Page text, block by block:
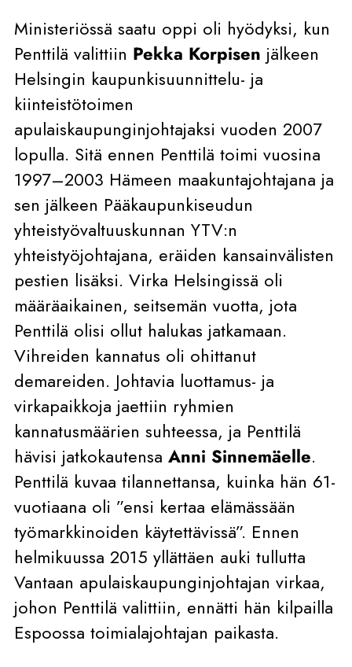
Ministeriössä saatu oppi oli hyödyksi, kun
Penttilä valittiin Pekka Korpisen jälkeen
Helsingin kaupunkisuunnittelu- ja
kiinteistötoimen
apulaiskaupunginjohtajaksi vuoden 2007
lopulla. Sitä ennen Penttilä toimi vuosina
1997–2003 Hämeen maakuntajohtajana ja
sen jälkeen Pääkaupunkiseudun
yhteistyövaltuuskunnan YTV:n
yhteistyöjohtajana, eräiden kansainvälisten
pestien lisäksi. Virka Helsingissä oli
määräaikainen, seitsemän vuotta, jota
Penttilä olisi ollut halukas jatkamaan.
Vihreiden kannatus oli ohittanut
demareiden. Johtavia luottamus- ja
virkapaikkoja jaettiin ryhmien
kannatusmäärien suhteessa, ja Penttilä
hävisi jatkokautensa Anni Sinnemäelle.
Penttilä kuvaa tilannettansa, kuinka hän 61-
vuotiaana oli ”ensi kertaa elämässään
työmarkkinoiden käytettävissä”. Ennen
helmikuussa 2015 yllättäen auki tullutta
Vantaan apulaiskaupunginjohtajan virkaa,
johon Penttilä valittiin, ennätti hän kilpailla
Espoossa toimialajohtajan paikasta.